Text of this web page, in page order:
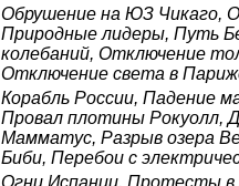
Обрушение на ЮЗ Чикаго,
Природные лидеры, Путь
колебаний, Отключение
Отключение света в
Корабль России, Падение
Провал плотины Рокуолл,
Мамматус, Разрыв озера
Биби, Перебои с
Огни Испании, Протесты в